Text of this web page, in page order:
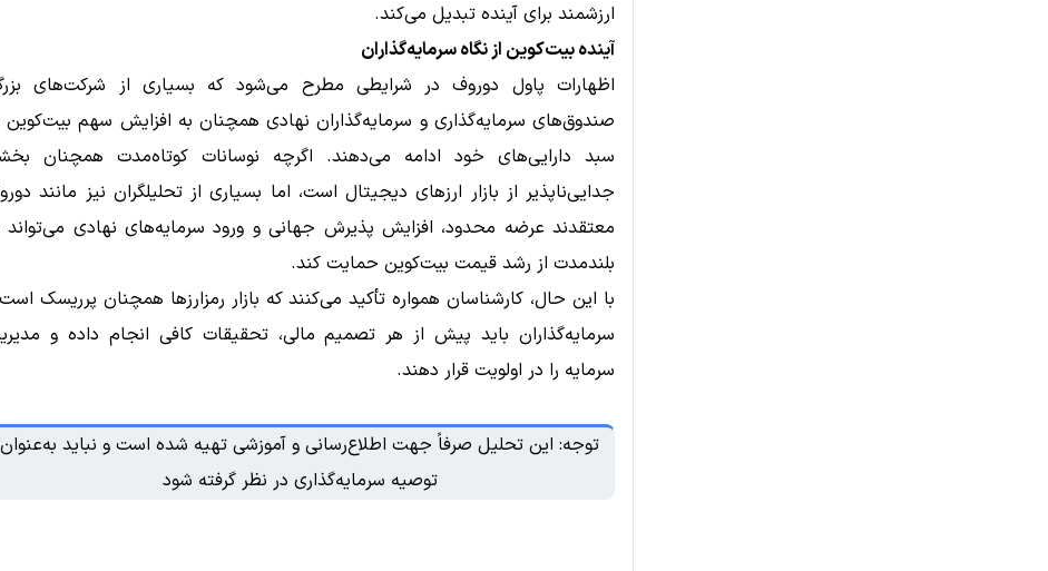
ارزشمند برای آینده تبدیل می‌کند.
آینده بیت‌کوین از نگاه سرمایه‌گذاران
اظهارات پاول دوروف در شرایطی مطرح می‌شود که بسیاری از شرکت‌های
صندوق‌های سرمایه‌گذاری و سرمایه‌گذاران نهادی همچنان به افزایش سهم بیت‌کوین
سبد دارایی‌های خود ادامه می‌دهند. اگرچه نوسانات کوتاه‌مدت همچنان
جدایی‌ناپذیر از بازار ارزهای دیجیتال است، اما بسیاری از تحلیلگران نیز مانند
معتقدند عرضه محدود، افزایش پذیرش جهانی و ورود سرمایه‌های نهادی می‌تواند
بلندمدت از رشد قیمت بیت‌کوین حمایت کند.
با این حال، کارشناسان همواره تأکید می‌کنند که بازار رمزارزها همچنان پرریسک
سرمایه‌گذاران باید پیش از هر تصمیم مالی، تحقیقات کافی انجام داده و
سرمایه را در اولویت قرار دهند.
توجه: این تحلیل صرفاً جهت اطلاع‌رسانی و آموزشی تهیه شده است و نباید به‌عنوان
توصیه سرمایه‌گذاری در نظر گرفته شود